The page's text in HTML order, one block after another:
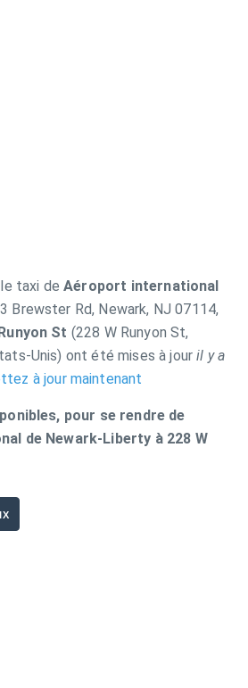
le taxi deAéroport international
Brewster Rd, Newark, NJ 07114,
St (228 W Runyon St,
Unis) ont été mises à jouril y a
à jour maintenant
pour se rendre de
de Newark-Liberty à 228 W